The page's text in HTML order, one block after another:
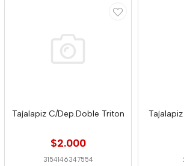
Tajalapiz C/Dep.Doble Triton
$2.000
3154146347554